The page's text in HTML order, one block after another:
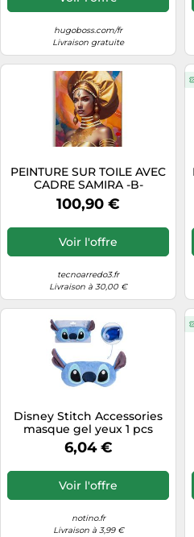
hugoboss.com/fr
Livraison gratuite
PEINTURE SUR TOILE AVEC
CADRE SAMIRA -B-
100,90 €
Voir l'offre
tecnoarredo3.fr
Livraison à 30,00 €
Disney Stitch Accessories
masque gel yeux 1 pcs
6,04 €
Voir l'offre
notino.fr
Livraison à 3,99 €